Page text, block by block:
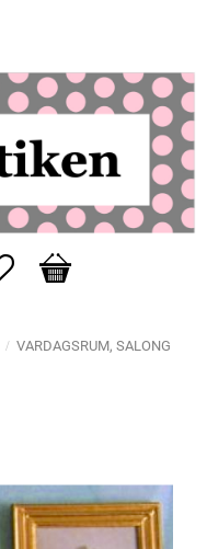
Favoriter
Kundvagn
VARDAGSRUM, SALONG